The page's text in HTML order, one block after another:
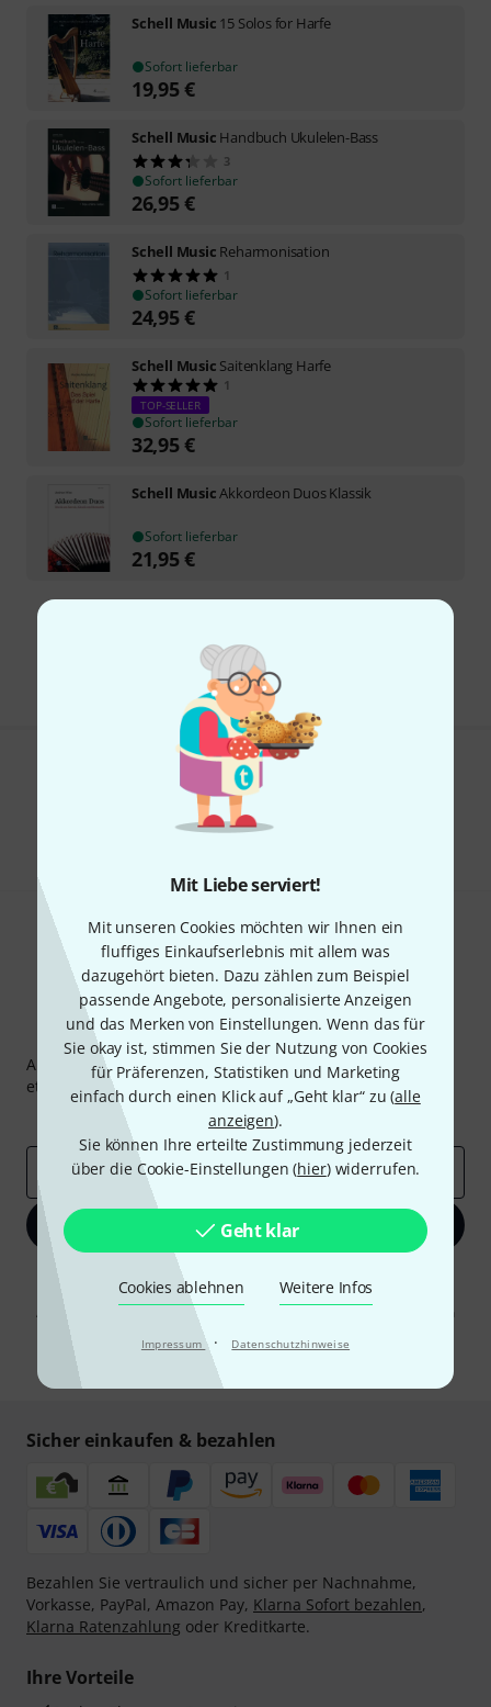
Mit Liebe serviert!
Mit unseren Cookies möchten wir Ihnen ein
fluffiges Einkaufserlebnis mit allem was
dazugehört bieten. Dazu zählen zum Beispiel
passende Angebote, personalisierte Anzeigen
und das Merken von Einstellungen. Wenn das für
Sie okay ist, stimmen Sie der Nutzung von Cookies
für Präferenzen, Statistiken und Marketing
einfach durch einen Klick auf „Geht klar“ zu (alle
anzeigen).
Sie können Ihre erteilte Zustimmung jederzeit
über die Cookie-Einstellungen (hier) widerrufen.
Geht klar
Cookies ablehnen Weitere Infos
Impressum · Datenschutzhinweise
Schell Music 15 Solos for Harfe
Sofort lieferbar
19,95€
Schell Music Handbuch Ukulelen-Bass
3
Sofort lieferbar
26,95€
Schell Music Reharmonisation
1
Sofort lieferbar
24,95€
Schell Music Saitenklang Harfe
1
TOP-SELLER
Sofort lieferbar
32,95€
Schell MusicAkkordeon Duos Klassik
Sofort lieferbar
21,95€
Alle Preise inkl. MwSt.
Gefällt Ihnen, was Sie sehen?
Teilen Hilfe & Feedback
Thomann Newsletter
Abonniere den Thomann Newsletter und gewinne mit
etwas Glück einen von
50 Gutscheinen über jeweils50€
Inspirierende Beiträge
Deals
E-Mail-Adresse*
Jetzt anmelden
Mit Klick auf „Jetzt anmelden“ stimmen Sie dem Erhalt von E-Mail-
Werbung und einer Messung des E-Mail-Nutzungsverhaltens zu. Die
Abmeldung ist jederzeit möglich. Weitere Informationen finden Sie in
unserenDatenschutzhinweisen
* Pflichtfeld
Sicher einkaufen & bezahlen
Bezahlen Sie vertraulich und sicher per Nachnahme,
Vorkasse, PayPal, Amazon Pay, Klarna Sofort bezahlen,
Klarna Ratenzahlung oder Kreditkarte.
Ihre Vorteile